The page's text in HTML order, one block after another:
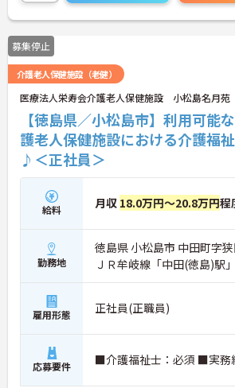
募集停止
介護老人保健施設（老健）
医療法人栄寿会介護老人保健施設 小松島名月苑
【徳島県／小松島市】利用可能
護老人保健施設における介護福
♪＜正社員＞
給料 月収 18.0万円～20.8万円程
勤務地
徳島県 小松島市 中田町字
ＪＲ牟岐線「中田(徳島)駅
雇用形態 正社員(正職員)
応募要件 ■介護福祉士：必須 ■実務